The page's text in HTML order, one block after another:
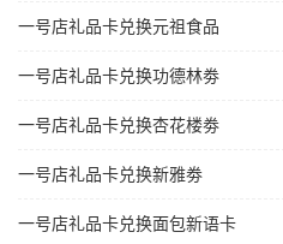
一号店礼品卡兑换元祖食品
一号店礼品卡兑换功德林劵
一号店礼品卡兑换杏花楼劵
一号店礼品卡兑换新雅劵
一号店礼品卡兑换面包新语卡